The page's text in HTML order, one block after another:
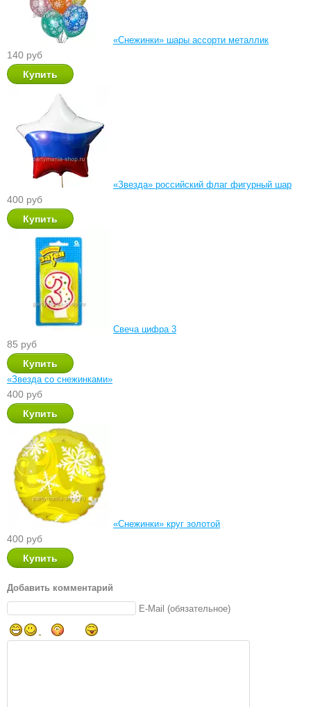
«Снежинки» шары ассорти металлик
140 руб
«Звезда» российский флаг фигурный шар
400 руб
Свеча цифра 3
85 руб
«Звезда со снежинками»
400 руб
«Снежинки» круг золотой
400 руб
Добавить комментарий
E-Mail (обязательное)